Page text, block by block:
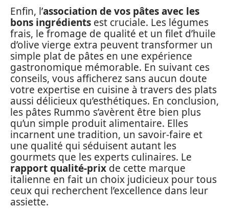
Enfin, l’association de vos pâtes avec les
bons ingrédients est cruciale. Les légumes
frais, le fromage de qualité et un filet d’huile
d’olive vierge extra peuvent transformer un
simple plat de pâtes en une expérience
gastronomique mémorable. En suivant ces
conseils, vous afficherez sans aucun doute
votre expertise en cuisine à travers des plats
aussi délicieux qu’esthétiques. En conclusion,
les pâtes Rummo s’avèrent être bien plus
qu’un simple produit alimentaire. Elles
incarnent une tradition, un savoir-faire et
une qualité qui séduisent autant les
gourmets que les experts culinaires. Le
rapport qualité-prix de cette marque
italienne en fait un choix judicieux pour tous
ceux qui recherchent l’excellence dans leur
assiette.